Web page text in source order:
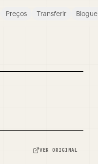
Preços Transferir Blogue
VER ORIGINAL